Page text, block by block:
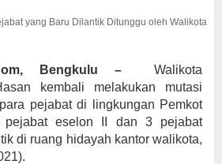
yang Baru Dilantik Ditunggu oleh Walikota
Bengkulu –
Walikota
kembali melakukan mutasi
pejabat di lingkungan Pemkot
pejabat eselon II dan 3 pejabat
di ruang hidayah kantor walikota,